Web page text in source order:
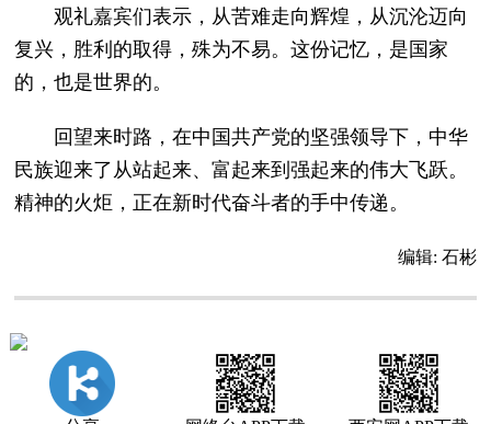
观礼嘉宾们表示，从苦难走向辉煌，从沉沦迈向
复兴，胜利的取得，殊为不易。这份记忆，是国家
的，也是世界的。
回望来时路，在中国共产党的坚强领导下，中华
民族迎来了从站起来、富起来到强起来的伟大飞跃。
精神的火炬，正在新时代奋斗者的手中传递。
编辑: 石彬